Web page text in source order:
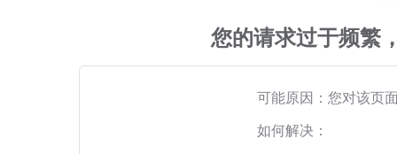
您的请求过于频繁
可能原因：您对该页
如何解决：